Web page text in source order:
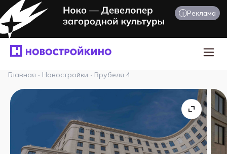
i Реклама
Главная · Новостройки · Врубеля 4